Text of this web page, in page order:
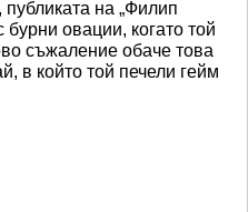
на „Филип
бурни овации, когато той
съжаление обаче това
в който той печели гейм